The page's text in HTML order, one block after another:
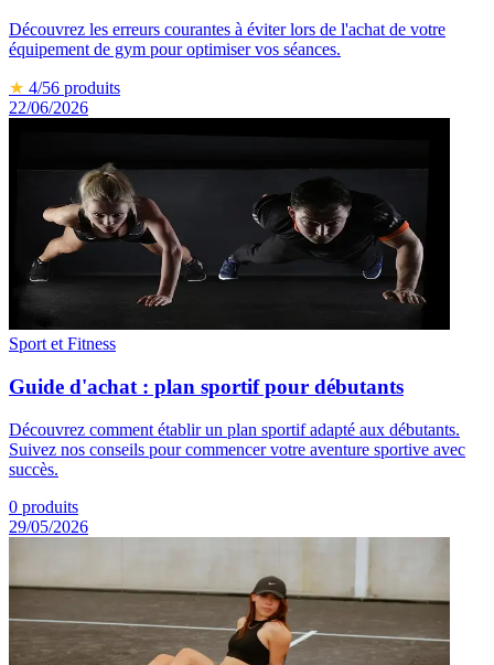
Découvrez les erreurs courantes à éviter lors de l'achat de votre
équipement de gym pour optimiser vos séances.
★ 4/56 produits
22/06/2026
Sport et Fitness
Guide d'achat : plan sportif pour débutants
Découvrez comment établir un plan sportif adapté aux débutants.
Suivez nos conseils pour commencer votre aventure sportive avec
succès.
0 produits
29/05/2026